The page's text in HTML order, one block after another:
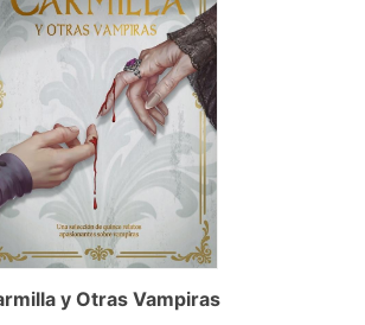
y Otras Vampiras